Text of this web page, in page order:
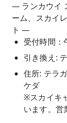
— ランカウイ
ーム、スカイ
ト —
受付時間：
引き換え:
住所: テラ
ケダ
※スカイキ
います。営